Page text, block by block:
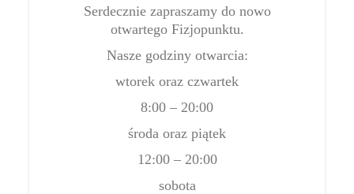
Serdecznie zapraszamy do nowo
otwartego Fizjopunktu.
Nasze godziny otwarcia:
wtorek oraz czwartek
8:00 – 20:00
środa oraz piątek
12:00 – 20:00
sobota